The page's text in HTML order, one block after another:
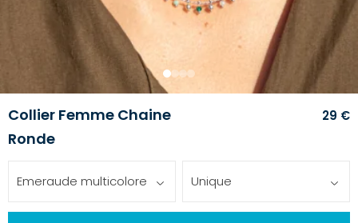
1 234
Collier Femme Chaine
Ronde
29 €
Emeraude multicolore Unique